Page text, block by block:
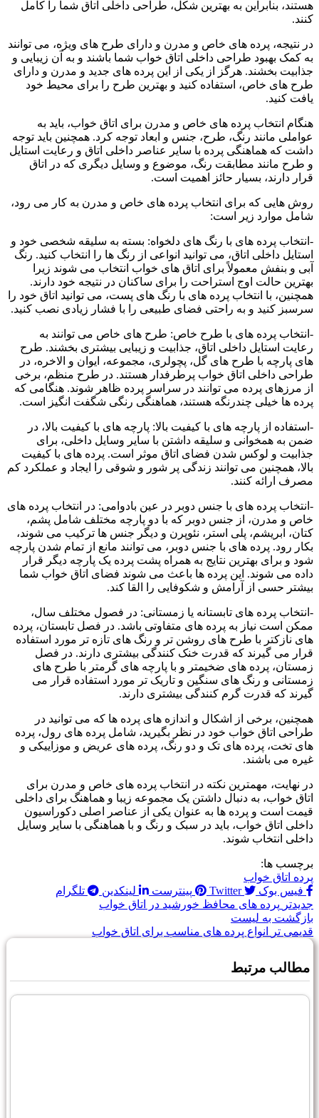
هستند، بنابراین به بهترین شکل، طراحی داخلی اتاق شما را کامل
کنند.
در نتیجه، پرده های خاص و مدرن و دارای طرح های ویژه، می توانند
به کمک بهبود طراحی داخلی اتاق خواب شما باشند و به آن زیبایی و
جذابیت بخشند. هرگز از یکی از این پرده های جدید و مدرن و دارای
طرح های خاص، استفاده کنید و بهترین طرح را برای محیط خود
یافت کنید.
هنگام انتخاب پرده های خاص و مدرن برای اتاق خواب، باید به
عواملی مانند رنگ، طرح، جنس و ابعاد توجه کرد. همچنین باید توجه
داشت که هماهنگی پرده با سایر عناصر داخلی اتاق و رعایت استایل
و طرح مانند مطابقت رنگ، موضوع و وسایل دیگری که در اتاق
قرار دارند، بسیار حائز اهمیت است.
روش هایی که برای انتخاب پرده های خاص و مدرن به کار می رود،
شامل موارد زیر است:
-انتخاب پرده های با رنگ های دلخواه: بسته به سلیقه شخصی خود و
استایل داخلی اتاق، می توانید انواعی از رنگ ها را انتخاب کنید. رنگ
آبی و بنفش معمولاً برای اتاق های خواب انتخاب می شوند زیرا
بهترین حالت اوج استراحت را برای ساکنان در نتیجه خود دارند.
همچنین، با انتخاب پرده های با رنگ های پست، می توانید اتاق خود را
سرسبز کنید و به راحتی فضای طبیعی را با فشار زیادی نصب کنید.
-انتخاب پرده های با طرح خاص: طرح های خاص می توانند به
رعایت استایل داخلی اتاق، جذابیت و زیبایی بیشتری بخشند. طرح
های پارچه با طرح های گل، پچولری، مجموعه، ایوان و الاخره، در
طراحی داخلی اتاق خواب پرطرفدار هستند. در طرح منظم، برخی
از مرزهای پرده می توانند در سراسر پرده ظاهر شوند. هنگامی که
پرده ها خیلی چندرنگه هستند، هماهنگی رنگی شگفت انگیز است.
-استفاده از پارچه های با کیفیت بالا: پارچه های با کیفیت بالا، در
ضمن به همخوانی و سلیقه داشتن با سایر وسایل داخلی، برای
جذابیت و لوکس شدن فضای اتاق موثر است. پرده های با کیفیت
بالا، همچنین می توانند زندگی پر شور و شوقی را ایجاد و عملکرد کم
مصرف ارائه کنند.
-انتخاب پرده های با جنس دوبر در عین بادوامی: در انتخاب پرده های
خاص و مدرن، از جنس دوبر که با دو پارچه مختلف شامل پشم،
کتان، ابریشم، پلی استر، نئوپرن و دیگر جنس ها ترکیب می شوند،
بکار رود. پرده های با جنس دوبر، می توانند مانع از تمام شدن پارچه
شود و برای بهترین نتایج به همراه پشت پرده یک پارچه دیگر قرار
داده می شوند. این پرده ها باعث می شوند فضای اتاق خواب شما
بیشتر حسی از آرامش و شکوفایی را القا کند.
-انتخاب پرده های تابستانه یا زمستانی: در فصول مختلف سال،
ممکن است نیاز به پرده های متفاوتی باشد. در فصل تابستان، پرده
های نازکتر با طرح های روشن تر و رنگ های تازه تر مورد استفاده
قرار می گیرند که قدرت خنک کنندگی بیشتری دارند. در فصل
زمستان، پرده های ضخیمتر و با پارچه های گرمتر با طرح های
زمستانی و رنگ های سنگین و تاریک تر مورد استفاده قرار می
گیرند که قدرت گرم کنندگی بیشتری دارند.
همچنین، برخی از اشکال و اندازه های پرده ها که می توانید در
طراحی اتاق خواب خود در نظر بگیرید، شامل پرده های رول، پرده
های تخت، پرده های تک و دو رنگ، پرده های عریض و موزاییکی و
غیره می باشند.
در نهایت، مهمترین نکته در انتخاب پرده های خاص و مدرن برای
اتاق خواب، به دنبال داشتن یک مجموعه زیبا و هماهنگ برای داخلی
قیمت است و پرده ها به عنوان یکی از عناصر اصلی دکوراسیون
داخلی اتاق خواب، باید در سبک و رنگ و با هماهنگی با سایر وسایل
داخلی انتخاب شوند.
برچسب ها:
پرده اتاق خواب
فیس بوک
Twitter پینترست لینکدین
تلگرام
جدیدتر پرده های محافظ خورشید در اتاق خواب
بازگشت به لیست
قدیمی تر
انواع پرده های مناسب برای اتاق خواب
مطالب مرتبط